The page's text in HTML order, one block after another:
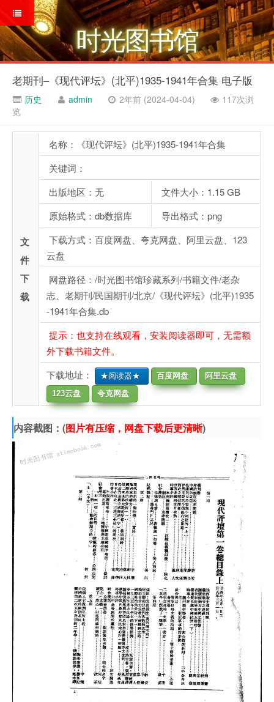
时光图书馆
老期刊–《现代评坛》(北平)1935-1941年合集 电子版
历史 admin 2年前 (2024-04-04)
117次浏
览
文
件
下
载
名称：《现代评坛》(北平)1935-1941年合集
关键词：
出版地区：无
文件大小：1.15 GB
原始格式：db数据库
导出格式：png
下载方式：百度网盘、夸克网盘、阿里云盘、123
云盘
网盘路径：/时光图书馆珍藏系列/书籍文件/老杂
志、老期刊/民国期刊/北京/《现代评坛》(北平)1935
-1941年合集.db
提示：也支持在线观看，安装阅读器即可，无需额
外下载书籍文件。
下载地址：
★阅读器★ 百度网盘
阿里云盘
123云盘
夸克网盘
内容截图：(图片有压缩，网盘下载后更清晰)